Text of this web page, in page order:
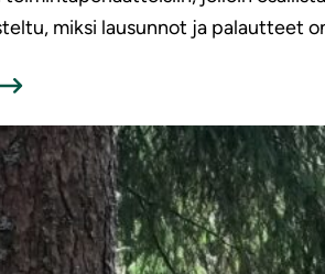
miksi lausunnot ja palautteet